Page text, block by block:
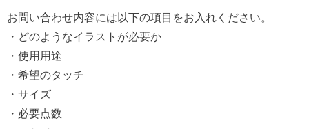
お問い合わせ内容には以下の項目をお入れください。
・どのようなイラストが必要か
・使用用途
・希望のタッチ
・サイズ
・必要点数